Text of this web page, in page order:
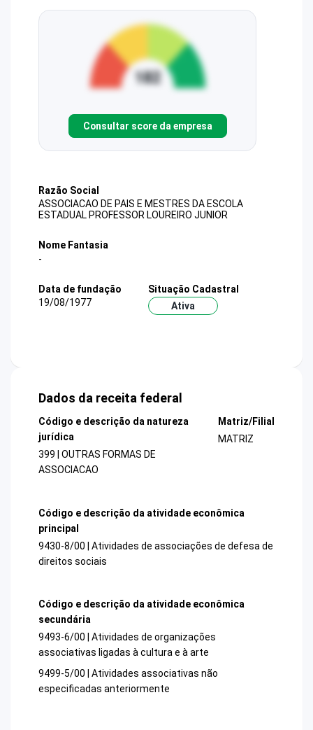
Consultar score da empresa
Razão Social
ASSOCIACAO DE PAIS E MESTRES DA ESCOLA
ESTADUAL PROFESSOR LOUREIRO JUNIOR
Nome Fantasia
-
Data de fundação
19/08/1977
Situação Cadastral
Ativa
Dados da receita federal
Código e descrição da natureza
jurídica
399 | OUTRAS FORMAS DE
ASSOCIACAO
Matriz/Filial
MATRIZ
Código e descrição da atividade econômica
principal
9430-8/00 | Atividades de associações de defesa de
direitos sociais
Código e descrição da atividade econômica
secundária
9493-6/00 | Atividades de organizações
associativas ligadas à cultura e à arte
9499-5/00 | Atividades associativas não
especificadas anteriormente